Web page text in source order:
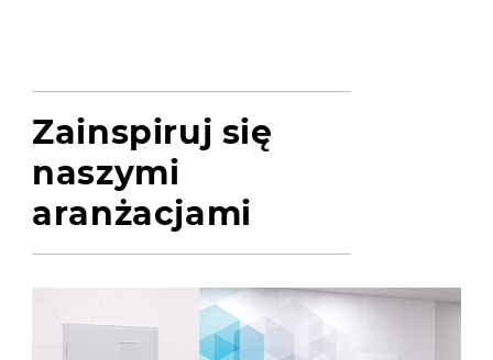
Zainspiruj się
naszymi
aranżacjami